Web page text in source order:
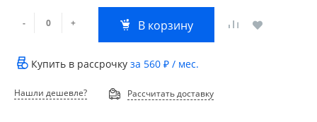
- + В корзину
Купить в рассрочку за 560 ₽ / мес.
Нашли дешевле? Рассчитать доставку